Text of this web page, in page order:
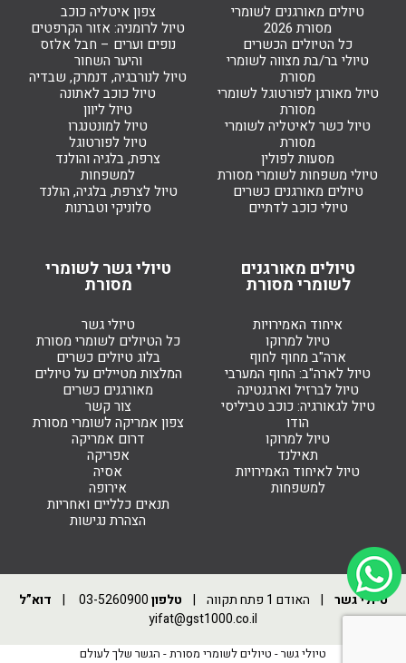
טיולים מאורגנים לשומרי
מסורת 2026
כל הטיולים הכשרים
טיולי בר/בת מצווה לשומרי
מסורת
טיול מאורגן לפורטוגל לשומרי
מסורת
טיול כשר לאיטליה לשומרי
מסורת
מסעות לפולין
טיולי משפחות לשומרי מסורת
טיולים מאורגנים כשרים
טיולי כוכב לדתיים
צפון איטליה כוכב
טיול לרומניה: אזור הקרפטים
נופים וערים – חבל אלזס
והיער השחור
טיול לנורבגיה, דנמרק, שבדיה
טיול כוכב לאתונה
טיול ליוון
טיול למונטנגרו
טיול לפורטוגל
צרפת, בלגיה והולנד
למשפחות
טיול לצרפת, בלגיה, הולנד
סלוניקי וטברנות
טיולים מאורגנים
לשומרי מסורת
איחוד האמירויות
טיול למרוקו
ארה"ב מחוף לחוף
טיול לארה"ב: החוף המערבי
טיול לברזיל וארגנטינה
טיול לגאורגיה: כוכב טביליסי
הודו
טיול למרוקו
תאילנד
טיול לאיחוד האמירויות
למשפחות
טיולי גשר לשומרי
מסורת
טיולי גשר
כל הטיולים לשומרי מסורת
בלוג טיולים כשרים
המלצות מטיילים על טיולים
מאורגנים כשרים
צור קשר
צפון אמריקה לשומרי מסורת
דרום אמריקה
אפריקה
אסיה
אירופה
תנאים כלליים ואחריות
הצהרת נגישות
טיולי גשר | האודם 1 פתח תקווה | טלפון03-5260900
| דוא”ל
yifat@gst1000.co.il
טיולי גשר - טיולים לשומרי מסורת - הגשר שלך לעולם